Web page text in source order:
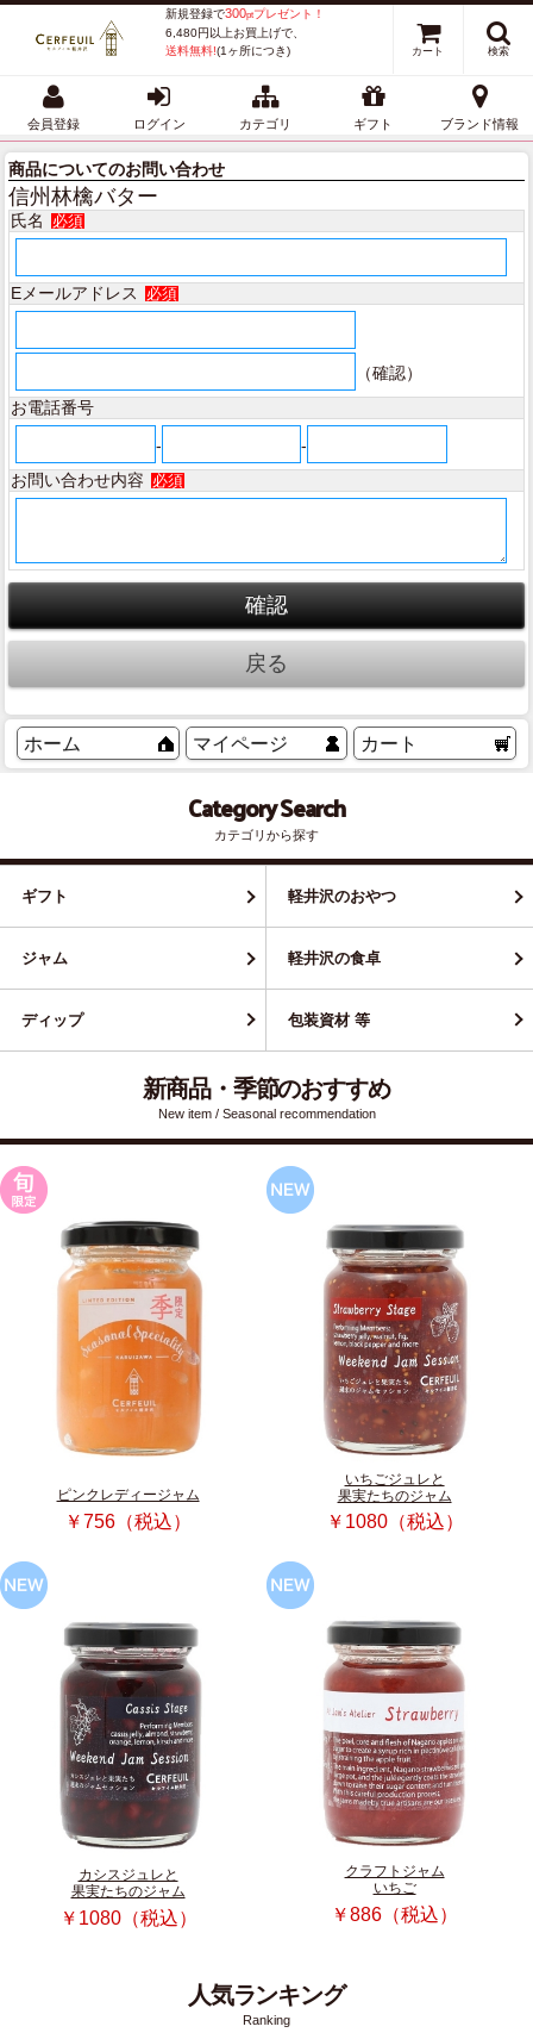
新規登録で300ptプレゼント！
6,480円以上お買上げで、
送料無料!(1ヶ所につき) 検索
カート
会員登録 ログイン カテゴリ ギフト ブランド情報
商品についてのお問い合わせ
信州林檎バター
氏名 必須
Eメールアドレス 必須
（確認）
お電話番号
-
-
お問い合わせ内容 必須
ホーム マイページ カート
Category Search
カテゴリから探す
ギフト 軽井沢のおやつ
ジャム 軽井沢の食卓
ディップ 包装資材 等
新商品・季節のおすすめ
New item / Seasonal recommendation
ピンクレディージャム
￥756（税込）
いちごジュレと
果実たちのジャム
￥1080（税込）
カシスジュレと
果実たちのジャム
￥1080（税込）
クラフトジャム
いちご
￥886（税込）
人気ランキング
Ranking